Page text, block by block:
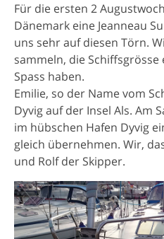
Für die ersten 2
Dänemark eine Jeanneau
uns sehr auf diesen Törn.
sammeln, die
Spass haben.
Emilie, so der Name vom
Dyvig auf der Insel Als. Am
im hübschen Hafen Dyvig
gleich übernehmen. Wir,
und Rolf der Skipper.